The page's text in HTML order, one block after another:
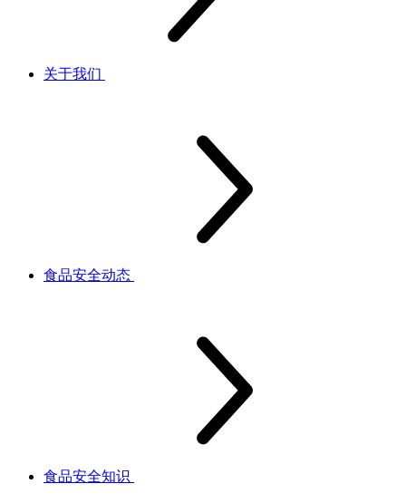
关于我们
食品安全动态
食品安全知识